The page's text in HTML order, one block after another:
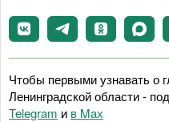
Чтобы первыми узнавать о
Ленинградской области -
Telegram и в Maх